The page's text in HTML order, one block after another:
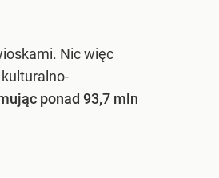
Nic więc
ponad 93,7 mln